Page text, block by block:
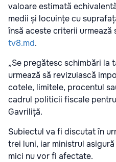
valoare estimată
medii și locuințe cu
însă aceste criterii urmează
tv8.md.
„Se pregătesc schimbări la
urmează să revizuiască
cotele, limitele, procentul
cadrul politicii fiscale
Gavriliță.
Subiectul va fi discutat în
trei luni, iar ministrul
mici nu vor fi afectate.